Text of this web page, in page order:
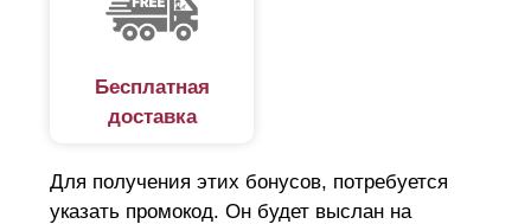
Бесплатная
доставка
Для получения этих бонусов, потребуется
указать промокод. Он будет выслан на